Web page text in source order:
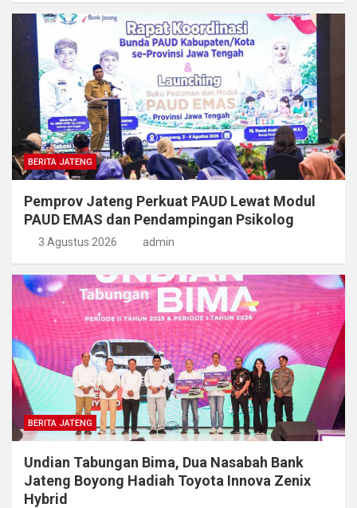
BERITA JATENG
Pemprov Jateng Perkuat PAUD Lewat Modul
PAUD EMAS dan Pendampingan Psikolog
3 Agustus 2026 admin
BERITA JATENG
Undian Tabungan Bima, Dua Nasabah Bank
Jateng Boyong Hadiah Toyota Innova Zenix
Hybrid